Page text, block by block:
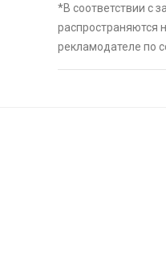
*В соответствии с
распространяются
рекламодателе по